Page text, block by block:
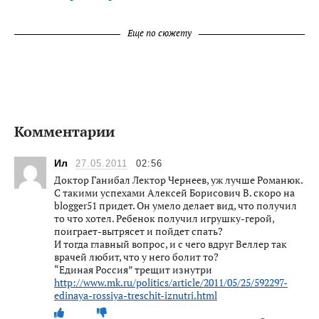
Еще по сюжету
Комментарии
Ил 27.05.2011 02:56
Доктор Ганибал Лектор Чернеев, уж лучше Романюк.
С такими успехами Алексей Борисович В. скоро на
blogger51 придет. Он умело делает вид, что получил
то что хотел. Ребенок получил игрушку-герой,
поиграет-вытрясет и пойдет спать?
И тогда главный вопрос, и с чего вдруг Веллер так
врачей любит, что у него болит то?
“Единая Россия” трещит изнутри
http://www.mk.ru/politics/article/2011/05/25/592297-
edinaya-rossiya-treschit-iznutri.html